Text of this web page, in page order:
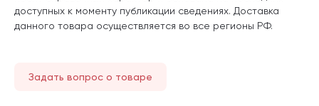
доступных к моменту публикации сведениях. Доставка
данного товара осуществляется во все регионы РФ.
Задать вопрос о товаре